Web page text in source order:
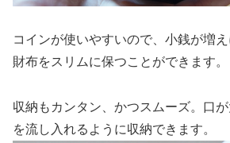
コインが使いやすいので、小銭が増
財布をスリムに保つことができます。
収納もカンタン、かつスムーズ。口
を流し入れるように収納できます。